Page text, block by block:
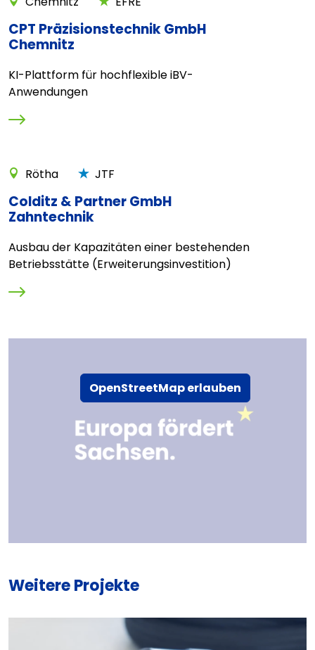
CPT Präzisionstechnik GmbH
Chemnitz
KI-Plattform für hochflexible iBV-
Anwendungen
Rötha JTF
Colditz & Partner GmbH
Zahntechnik
Ausbau der Kapazitäten einer bestehenden
Betriebsstätte (Erweiterungsinvestition)
OpenStreetMap erlauben
Weitere Projekte